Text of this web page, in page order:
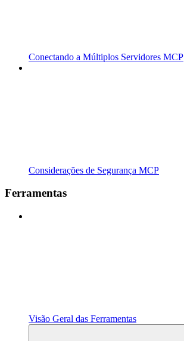
Conectando a Múltiplos Servidores MCP
Considerações de Segurança MCP
Ferramentas
Visão Geral das Ferramentas